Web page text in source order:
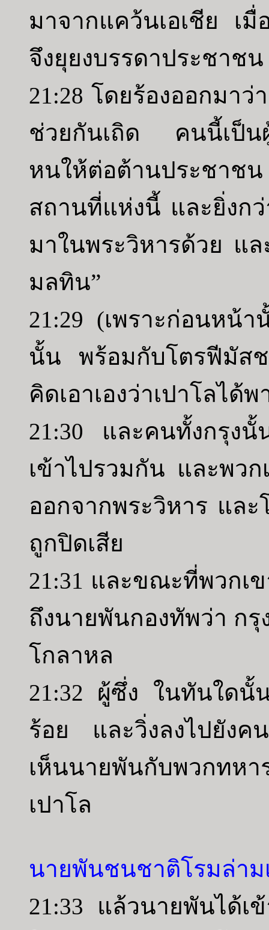
มาจากแคว้นเอเชีย เมื่
จึงยุยงบรรดาประชาช
21:28 โดยร้องออกมาว่
ช่วยกันเถิด คนนี้เป็น
หนให้ต่อต้านประชา
สถานที่แห่งนี้ และยิ่งก
มาในพระวิหารด้วย แ
มลทิน”
21:29 (เพราะก่อนหน้
นั้น พร้อมกับโตรฟีมัสช
คิดเอาเองว่าเปาโลได้
21:30 และคนทั้งกรุง
เข้าไปรวมกัน และพว
ออกจากพระวิหาร แล
ถูกปิดเสีย
21:31 และขณะที่พวกเ
ถึงนายพันกองทัพว่า กรุ
โกลาหล
21:32 ผู้ซึ่ง ในทันใดนั้
ร้อย และวิ่งลงไปยังค
เห็นนายพันกับพวกทห
เปาโล
นายพันชนชาติโรมล่าม
21:33 แล้วนายพันได้เ